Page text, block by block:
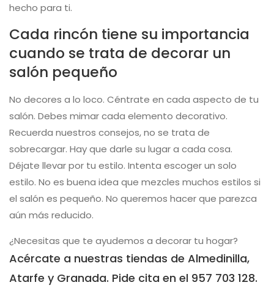
hecho para ti.
Cada rincón tiene su importancia
cuando se trata de decorar un
salón pequeño
No decores a lo loco. Céntrate en cada aspecto de tu
salón. Debes mimar cada elemento decorativo.
Recuerda nuestros consejos, no se trata de
sobrecargar. Hay que darle su lugar a cada cosa.
Déjate llevar por tu estilo. Intenta escoger un solo
estilo. No es buena idea que mezcles muchos estilos si
el salón es pequeño. No queremos hacer que parezca
aún más reducido.
¿Necesitas que te ayudemos a decorar tu hogar?
Acércate a nuestras tiendas de Almedinilla,
Atarfe y Granada. Pide cita en el 957 703 128.